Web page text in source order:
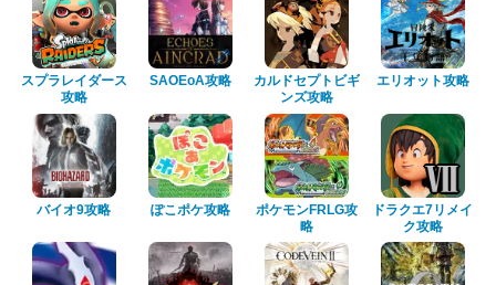
スプラレイダース
攻略
SAOEoA攻略
カルドセプトビギ
ンズ攻略
エリオット攻略
バイオ9攻略 ぽこポケ攻略
ポケモンFRLG攻
略
ドラクエ7リメイ
ク攻略